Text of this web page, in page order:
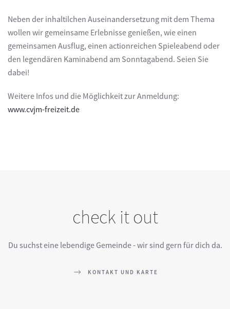
Neben der inhaltilchen Auseinandersetzung mit dem Thema
wollen wir gemeinsame Erlebnisse genießen, wie einen
gemeinsamen Ausflug, einen actionreichen Spieleabend oder
den legendären Kaminabend am Sonntagabend. Seien Sie
dabei!
Weitere Infos und die Möglichkeit zur Anmeldung:
www.cvjm-freizeit.de
check it out
Du suchst eine lebendige Gemeinde - wir sind gern für dich da.
KONTAKT UND KARTE